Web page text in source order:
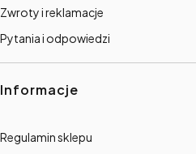
Zwroty i reklamacje
Pytania i odpowiedzi
Informacje
Regulamin sklepu